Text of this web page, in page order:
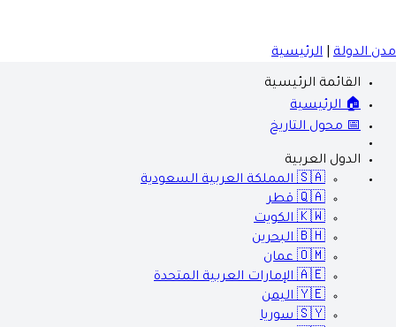
مدن الدولة الرئيسية
القائمة الرئيسية
🏠 الرئيسية
📅 محول التاريخ
الدول العربية
🇸🇦 المملكة العربية السعودية
🇶🇦 قطر
🇰🇼 الكويت
🇧🇭 البحرين
🇴🇲 عمان
🇦🇪 الإمارات العربية المتحدة
🇾🇪 اليمن
🇸🇾 سوريا